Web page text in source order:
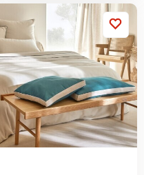
snadno povlékají. 1
povlak s grafickým
potiskem, stejným na
obou stranách,
lemovaný růžovou
paspulkou. 1 povlak s
růžovým plameňákem:
1 strana s potiskem, 1
strana bílá. Lemování
černou paspulkou.